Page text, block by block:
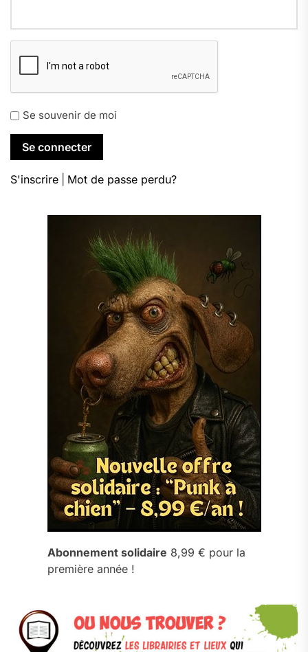
Se souvenir de moi
S'inscrire Mot de passe perdu?
Abonnement solidaire 8,99 € pour la
première année !